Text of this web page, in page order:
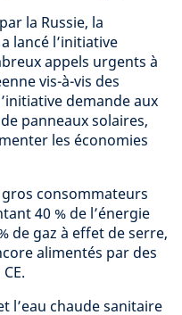
la Russie, la
lancé l’initiative
appels urgents à
vis-à-vis des
demande aux
panneaux solaires,
les économies
consommateurs
40 % de l’énergie
de gaz à effet de serre,
alimentés par des
l’eau chaude sanitaire